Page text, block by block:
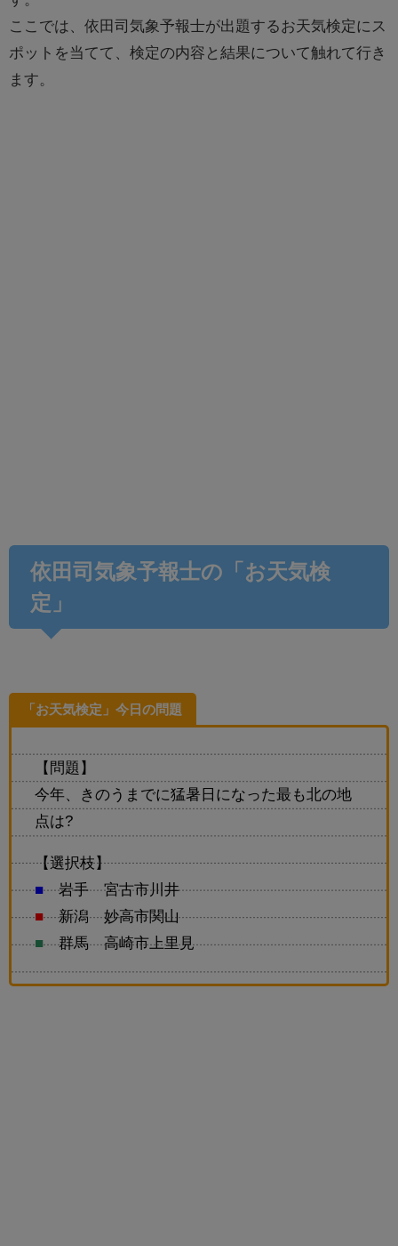
ここでは、依田司気象予報士が出題するお天気検定にス
ポットを当てて、検定の内容と結果について触れて行き
ます。
依田司気象予報士の「お天気検
定」
「お天気検定」今日の問題
【問題】
今年、きのうまでに猛暑日になった最も北の地
点は?
【選択枝】
■岩手 宮古市川井
■新潟 妙高市関山
■群馬 高崎市上里見